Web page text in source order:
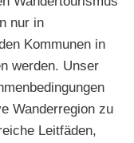
nur in
Kommunen in
werden. Unser
Wanderregion zu
Leitfäden,